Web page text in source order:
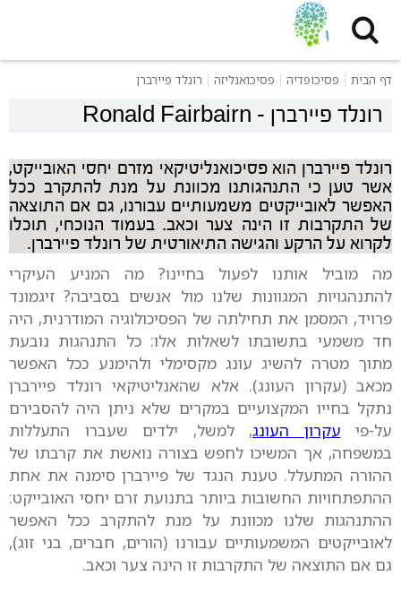
דף הבית פסיכופדיה פסיכואנליזה רונלד פיירברן
Ronald Fairbairn - רונלד פיירברן
רונלד פיירברן הוא פסיכואנליטיקאי מזרם יחסי האובייקט,
אשר טען כי התנהגותנו מכוונת על מנת להתקרב ככל
האפשר לאובייקטים משמעותיים עבורנו, גם אם התוצאה
של התקרבות זו הינה צער וכאב. בעמוד הנוכחי, תוכלו
לקרוא על הרקע והגישה התיאורטית של רונלד פיירברן.
מה מוביל אותנו לפעול בחיינו? מה המניע העיקרי
להתנהגויות המגוונות שלנו מול אנשים בסביבה? זיגמונד
פרויד, המסמן את תחילתה של הפסיכולוגיה המודרנית, היה
חד משמעי בתשובתו לשאלות אלו: כל התנהגות נובעת
מתוך מטרה להשיג עונג מקסימלי ולהימנע ככל האפשר
מכאב (עקרון העונג). אלא שהאנליטיקאי רונלד פיירברן
נתקל בחייו המקצועיים במקרים שלא ניתן היה להסבירם
על-פי עקרון העונג, למשל, ילדים שעברו התעללות
במשפחה, אך המשיכו לחפש בצורה נואשת את קרבתו של
ההורה המתעלל. טענת הנגד של פיירברן סימנה את אחת
ההתפתחויות החשובות ביותר בתנועת זרם יחסי האובייקט:
ההתנהגות שלנו מכוונת על מנת להתקרב ככל האפשר
לאובייקטים המשמעותיים עבורנו (הורים, חברים, בני זוג),
גם אם התוצאה של התקרבות זו הינה צער וכאב.